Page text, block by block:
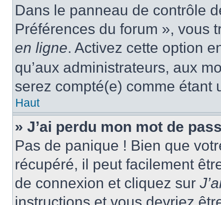
Dans le panneau de contrôle
Préférences du forum », vous
en ligne. Activez cette option
qu’aux administrateurs, aux
serez compté(e) comme étant
Haut
» J’ai perdu mon mot de
Pas de panique ! Bien que
récupéré, il peut facilement
de connexion et cliquez sur